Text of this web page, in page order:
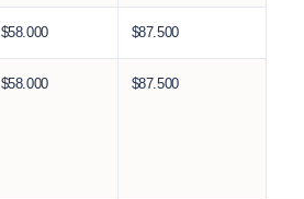
$58.000 $87.500
$58.000 $87.500